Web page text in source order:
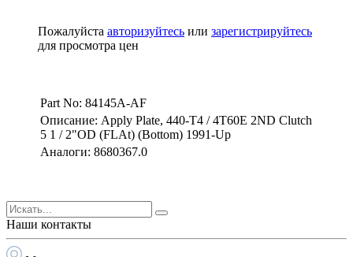
Пожалуйста авторизуйтесь или зарегистрируйтесь
для просмотра цен
Part No: 84145A-AF
Описание: Apply Plate, 440-T4 / 4T60E 2ND Clutch
5 1 / 2"OD (FLAt) (Bottom) 1991-Up
Аналоги: 8680367.0
Наши контакты